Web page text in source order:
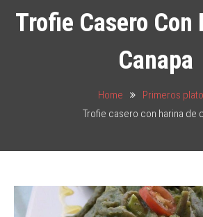
Trofie Casero Con
Canapa
Home
Primeros
Trofie casero con harina de